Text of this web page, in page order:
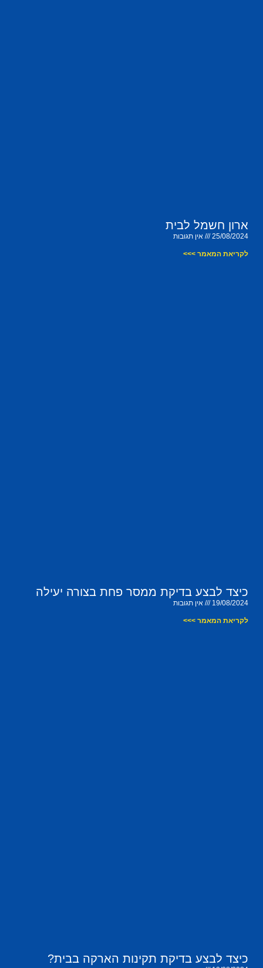
ארון חשמל לבית
25/08/2024 אין תגובות
לקריאת המאמר >>>
כיצד לבצע בדיקת ממסר פחת בצורה יעילה
19/08/2024 אין תגובות
לקריאת המאמר >>>
כיצד לבצע בדיקת תקינות הארקה בבית?